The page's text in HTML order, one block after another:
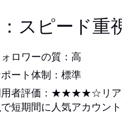
スピード重
ロワーの質：高
ート体制：標準
者評価：★★★★☆リア
で短期間に人気アカウン